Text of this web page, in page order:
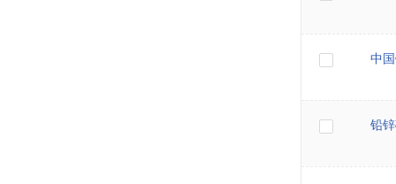
中
铅